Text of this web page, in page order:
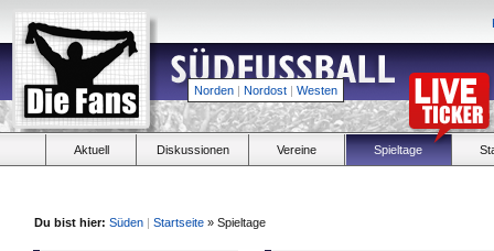
Norden | Nordost | Westen
Aktuell Diskussionen Vereine Spieltage
Du bist hier: Süden | Startseite » Spieltage